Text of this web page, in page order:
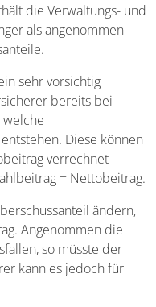
die Verwaltungs- und
als angenommen
sehr vorsichtig
bereits bei
welche
Diese können
verrechnet
= Nettobeitrag.
ändern,
Angenommen die
so müsste der
kann es jedoch für